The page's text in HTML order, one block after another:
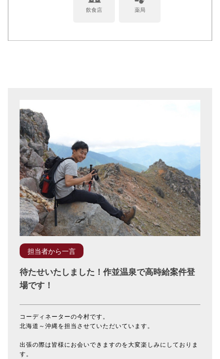
飲食店 薬局
担当者から一言
待たせいたしました！作並温泉で高時給案件登
場です！
コーディネーターの今村です。
北海道～沖縄を担当させていただいています。
出張の際は皆様にお会いできますのを大変楽しみにしておりま
す。